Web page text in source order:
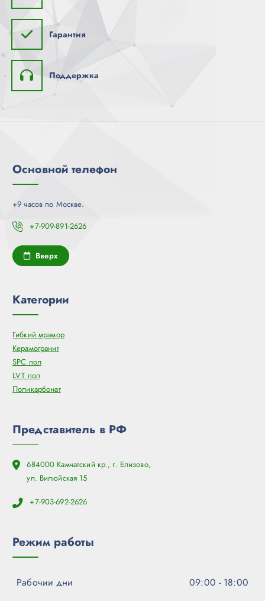
Гарантия
Поддержка
Основной телефон
+9 часов по Москве.
+7-909-891-2626
Вверх
Категории
Гибкий мрамор
Керамогранит
SPC пол
LVT пол
Поликарбонат
Представитель в РФ
684000 Камчатский кр., г. Елизово,
ул. Вилюйская 15
+7-903-692-2626
Режим работы
Рабочии дни
09:00 - 18:00